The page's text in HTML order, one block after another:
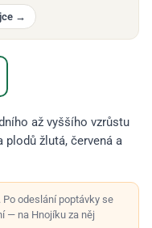
→
až vyššího vzrůstu
plodů žlutá, červená a
odeslání poptávky se
— na Hnojíku za něj